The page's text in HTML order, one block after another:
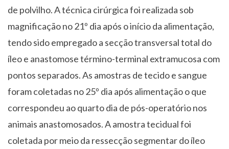
de polvilho. A técnica cirúrgica foi realizada sob
magnificação no 21º dia após o início da alimentação,
tendo sido empregado a secção transversal total do
íleo e anastomose término-terminal extramucosa com
pontos separados. As amostras de tecido e sangue
foram coletadas no 25º dia após alimentação o que
correspondeu ao quarto dia de pós-operatório nos
animais anastomosados. A amostra tecidual foi
coletada por meio da ressecção segmentar do íleo